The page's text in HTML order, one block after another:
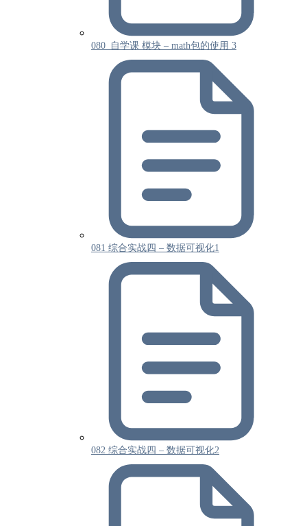
080_自学课 模块 – math包的使用 3
081 综合实战四 – 数据可视化1
082 综合实战四 – 数据可视化2